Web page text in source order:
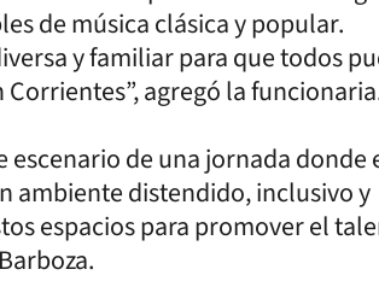
de música clásica y popular.
y familiar para que todos
agregó la
escenario de una jornada donde
ambiente distendido, inclusivo y
espacios para promover el